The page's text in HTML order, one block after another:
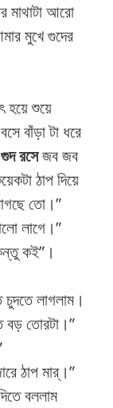
মাথাটা আরো
মুখে গুদের
হয়ে শুয়ে
বাঁড়া টা ধরে
রসেজব জব
ঠাপ দিয়ে
তো।”
লাগে।”
কই”।
লাগলাম।
বড় তোরটা।”
ঠাপ মার্।”
বললাম